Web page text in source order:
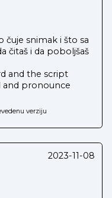
čuje snimak i što sa
čitaš i da poboljšaš
and the script
and pronounce
verziju
2023-11-08